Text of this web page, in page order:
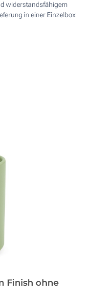
widerstandsfähigem
in einer Einzelbox
Finish ohne